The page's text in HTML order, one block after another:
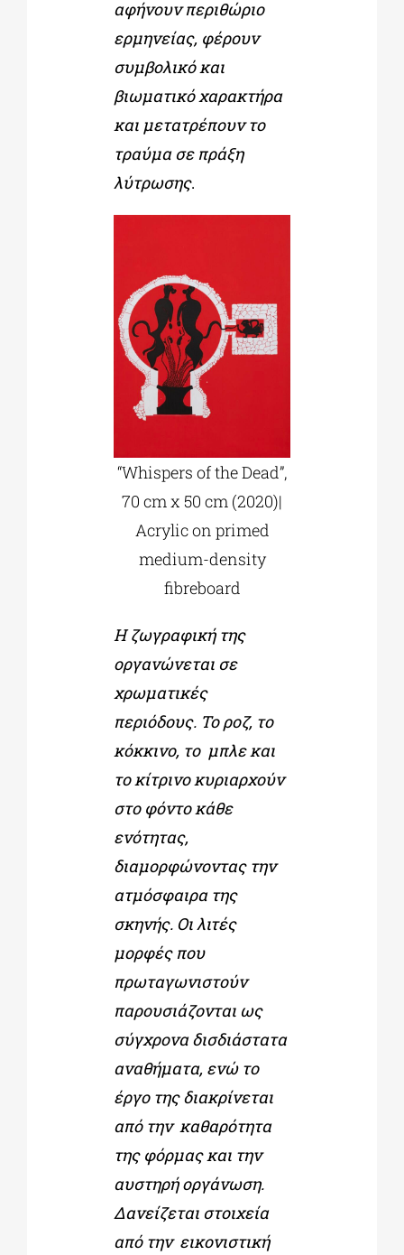
αφήνουν περιθώριο
ερμηνείας, φέρουν
συμβολικό και
βιωματικό χαρακτήρα
και μετατρέπουν το
τραύμα σε πράξη
λύτρωσης.
“Whispers of the Dead”,
70 cm x 50 cm (2020)|
Acrylic on primed
medium-density
fibreboard
Η ζωγραφική της
οργανώνεται σε
χρωματικές
περιόδους. Το ροζ, το
κόκκινο, το μπλε και
το κίτρινο κυριαρχούν
στο φόντο κάθε
ενότητας,
διαμορφώνοντας την
ατμόσφαιρα της
σκηνής. Οι λιτές
μορφές που
πρωταγωνιστούν
παρουσιάζονται ως
σύγχρονα δισδιάστατα
αναθήματα, ενώ το
έργο της διακρίνεται
από την καθαρότητα
της φόρμας και την
αυστηρή οργάνωση.
Δανείζεται στοιχεία
από την εικονιστική